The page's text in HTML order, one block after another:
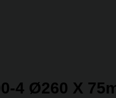
4 Ø260 X